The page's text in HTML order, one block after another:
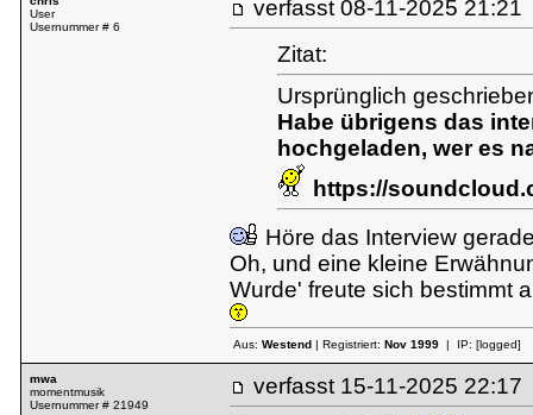
User
Usernummer # 6
verfasst 08-11-2025
Zitat:
Ursprünglich
Habe übrigens das
hochgeladen, wer es
https://
Höre das Interview
Oh, und eine kleine
Wurde' freute sich bestimmt
Aus: Westend| Registriert: Nov 1999| IP: [logged]
mwa
momentmusik
Usernummer # 21949
verfasst 15-11-2025